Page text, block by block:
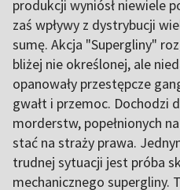
produkcji wyniósł niewiele
zaś wpływy z dystrybucji
sumę. Akcja "Supergliny"
bliżej nie określonej, ale
opanowały przestępcze
gwałt i przemoc. Dochodzi
morderstw, popełnionych
stać na straży prawa.
trudnej sytuacji jest próba
mechanicznego supergliny.